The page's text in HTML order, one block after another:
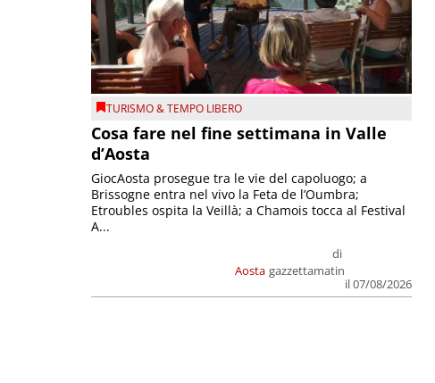
TURISMO & TEMPO LIBERO
Cosa fare nel fine settimana in Valle
d’Aosta
Aosta
di
gazzettamatin
il 07/08/2026
GiocAosta prosegue tra le vie del capoluogo; a
Brissogne entra nel vivo la Feta de l’Oumbra;
Etroubles ospita la Veillà; a Chamois tocca al Festival
A...